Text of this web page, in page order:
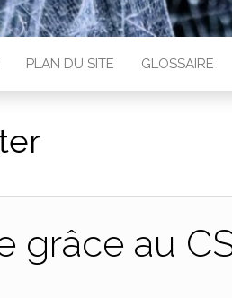
PLAN DU SITE GLOSSAIRE
grâce au